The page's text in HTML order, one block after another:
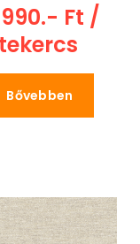
Ft /
tekercs
Bővebben